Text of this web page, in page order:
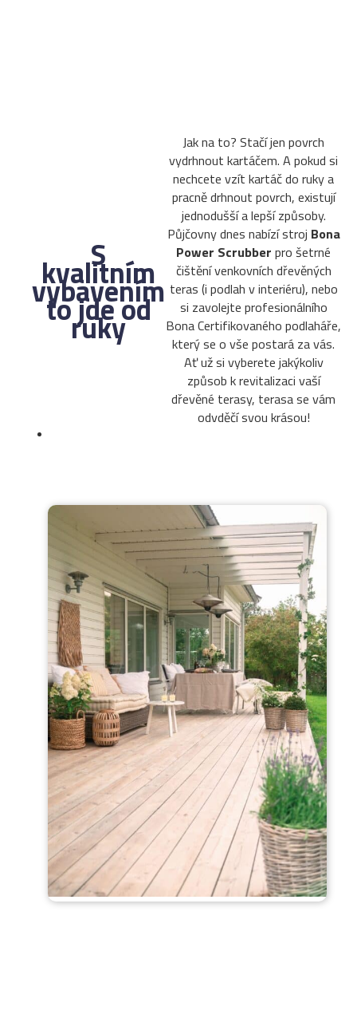
S
kvalitním
vybavením
to jde od
ruky
Jak na to? Stačí jen povrch
vydrhnout kartáčem. A pokud si
nechcete vzít kartáč do ruky a
pracně drhnout povrch, existují
jednodušší a lepší způsoby.
Půjčovny dnes nabízí stroj Bona
Power Scrubberpro šetrné
čištění venkovních dřevěných
teras (i podlah v interiéru), nebo
si zavolejte profesionálního
Bona Certifikovaného podlaháře,
který se o vše postará za vás.
Ať už si vyberete jakýkoliv
způsob k revitalizaci vaší
dřevěné terasy, terasa se vám
odvděčí svou krásou!